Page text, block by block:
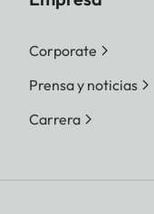
Corporate
Prensa y noticias
Carrera